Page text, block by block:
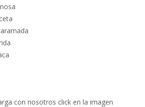
con nosotros click en la imagen